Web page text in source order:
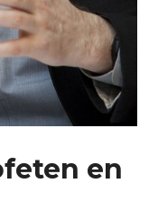
en